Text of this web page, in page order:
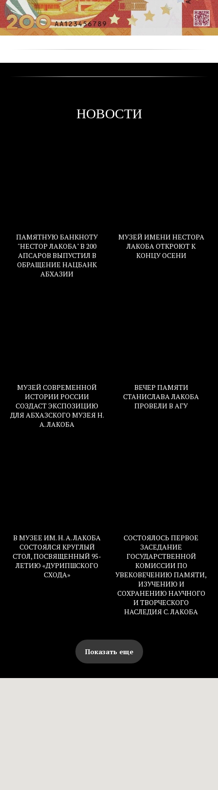
НОВОСТИ
ПАМЯТНУЮ БАНКНОТУ
"НЕСТОР ЛАКОБА" В 200
АПСАРОВ ВЫПУСТИЛ В
ОБРАЩЕНИЕ НАЦБАНК
АБХАЗИИ
МУЗЕЙ ИМЕНИ НЕСТОРА
ЛАКОБА ОТКРОЮТ К
КОНЦУ ОСЕНИ
МУЗЕЙ СОВРЕМЕННОЙ
ИСТОРИИ РОССИИ
СОЗДАСТ ЭКСПОЗИЦИЮ
ДЛЯ АБХАЗСКОГО МУЗЕЯ Н.
А. ЛАКОБА
ВЕЧЕР ПАМЯТИ
СТАНИСЛАВА ЛАКОБА
ПРОВЕЛИ В АГУ
В МУЗЕЕ ИМ. Н. А. ЛАКОБА
СОСТОЯЛСЯ КРУГЛЫЙ
СТОЛ, ПОСВЯЩЕННЫЙ 95-
ЛЕТИЮ «ДУРИПШСКОГО
СХОДА»
СОСТОЯЛОСЬ ПЕРВОЕ
ЗАСЕДАНИЕ
ГОСУДАРСТВЕННОЙ
КОМИССИИ ПО
УВЕКОВЕЧЕНИЮ ПАМЯТИ,
ИЗУЧЕНИЮ И
СОХРАНЕНИЮ НАУЧНОГО
И ТВОРЧЕСКОГО
НАСЛЕДИЯ С. ЛАКОБА
Показать еще